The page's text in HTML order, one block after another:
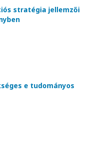
stratégia jellemzői
e tudományos